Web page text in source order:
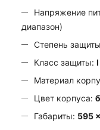
Напряжение
диапазон)
Степень
Класс защиты: I
Материал
Цвет корпуса:
Габариты: 595